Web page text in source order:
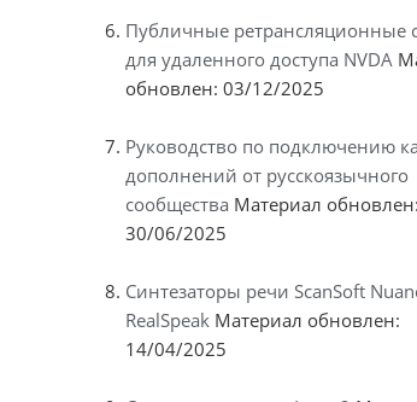
Публичные ретрансляционные
для удаленного доступа NVDA
обновлен: 03/12/2025
Руководство по подключению
дополнений от русскоязычного
сообщества Материал обновлен:
30/06/2025
Синтезаторы речи ScanSoft
RealSpeak Материал обновлен:
14/04/2025